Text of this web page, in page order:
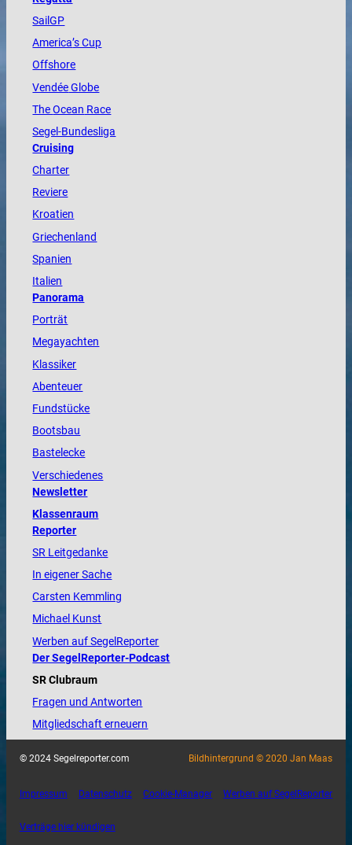
SailGP
America’s Cup
Offshore
VendéeGlobe
TheOcean Race
Segel-Bundesliga
Cruising
Charter
Reviere
Kroatien
Griechenland
Spanien
Italien
Panorama
Porträt
Megayachten
Klassiker
Abenteuer
Fundstücke
Bootsbau
Bastelecke
Verschiedenes
Newsletter
Klassenraum
Reporter
SR Leitgedanke
In eigener Sache
Carsten Kemmling
Michael Kunst
Werben auf SegelReporter
Der SegelReporter-Podcast
SR Clubraum
Fragen und Antworten
Mitgliedschaft erneuern
© 2024 Segelreporter.com Bildhintergrund © 2020 Jan Maas
Impressum Datenschutz Cookie-Manager Werben auf SegelReporter
Verträge hier kündigen